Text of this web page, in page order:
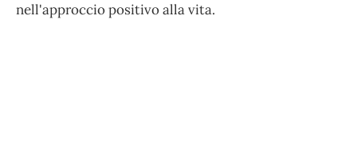
nell'approccio positivo alla vita.